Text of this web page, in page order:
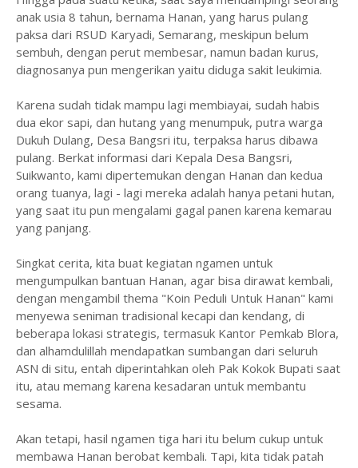
anak usia 8 tahun, bernama Hanan, yang harus pulang
paksa dari RSUD Karyadi, Semarang, meskipun belum
sembuh, dengan perut membesar, namun badan kurus,
diagnosanya pun mengerikan yaitu diduga sakit leukimia.
Karena sudah tidak mampu lagi membiayai, sudah habis
dua ekor sapi, dan hutang yang menumpuk, putra warga
Dukuh Dulang, Desa Bangsri itu, terpaksa harus dibawa
pulang. Berkat informasi dari Kepala Desa Bangsri,
Suikwanto, kami dipertemukan dengan Hanan dan kedua
orang tuanya, lagi - lagi mereka adalah hanya petani hutan,
yang saat itu pun mengalami gagal panen karena kemarau
yang panjang.
Singkat cerita, kita buat kegiatan ngamen untuk
mengumpulkan bantuan Hanan, agar bisa dirawat kembali,
dengan mengambil thema "Koin Peduli Untuk Hanan" kami
menyewa seniman tradisional kecapi dan kendang, di
beberapa lokasi strategis, termasuk Kantor Pemkab Blora,
dan alhamdulillah mendapatkan sumbangan dari seluruh
ASN di situ, entah diperintahkan oleh Pak Kokok Bupati saat
itu, atau memang karena kesadaran untuk membantu
sesama.
Akan tetapi, hasil ngamen tiga hari itu belum cukup untuk
membawa Hanan berobat kembali. Tapi, kita tidak patah